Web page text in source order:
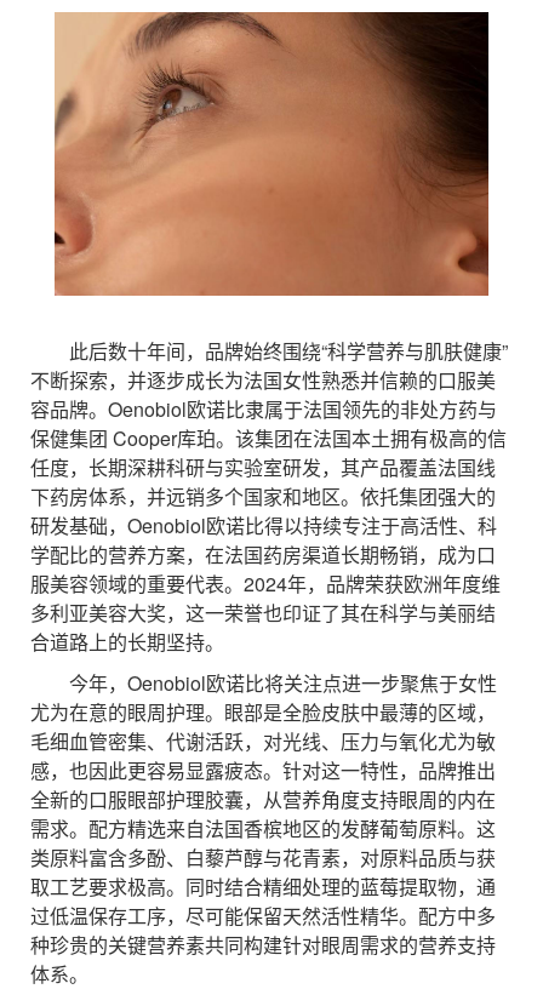
此后数十年间，品牌始终围绕“科学营养与肌肤健康”
不断探索，并逐步成长为法国女性熟悉并信赖的口服美
容品牌。Oenobiol欧诺比隶属于法国领先的非处方药与
保健集团 Cooper库珀。该集团在法国本土拥有极高的信
任度，长期深耕科研与实验室研发，其产品覆盖法国线
下药房体系，并远销多个国家和地区。依托集团强大的
研发基础，Oenobiol欧诺比得以持续专注于高活性、科
学配比的营养方案，在法国药房渠道长期畅销，成为口
服美容领域的重要代表。2024年，品牌荣获欧洲年度维
多利亚美容大奖，这一荣誉也印证了其在科学与美丽结
合道路上的长期坚持。
今年，Oenobiol欧诺比将关注点进一步聚焦于女性
尤为在意的眼周护理。眼部是全脸皮肤中最薄的区域，
毛细血管密集、代谢活跃，对光线、压力与氧化尤为敏
感，也因此更容易显露疲态。针对这一特性，品牌推出
全新的口服眼部护理胶囊，从营养角度支持眼周的内在
需求。配方精选来自法国香槟地区的发酵葡萄原料。这
类原料富含多酚、白藜芦醇与花青素，对原料品质与获
取工艺要求极高。同时结合精细处理的蓝莓提取物，通
过低温保存工序，尽可能保留天然活性精华。配方中多
种珍贵的关键营养素共同构建针对眼周需求的营养支持
体系。